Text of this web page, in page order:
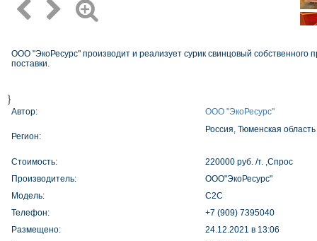
ООО "ЭкоРесурс" производит и реализует сурик свинцовый
поставки.
}
Автор: ООО "ЭкоРесурс"
Регион:
Россия, Тюменская область
Стоимость:
220000 руб. /т. ,Спрос
Производитель:
ООО"ЭкоРесурс"
Модель:
С2С
Телефон:
+7 (909) 7395040
Размещено:
24.12.2021 в 13:06